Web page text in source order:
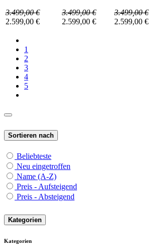
3.499,00€
2.599,00 €
3.499,00€
2.599,00 €
3.499,00€
2.599,00 €
1
2
3
4
5
Sortieren nach
Beliebteste
Neu eingetroffen
Name (A-Z)
Preis - Aufsteigend
Preis - Absteigend
Kategorien
Kategorien